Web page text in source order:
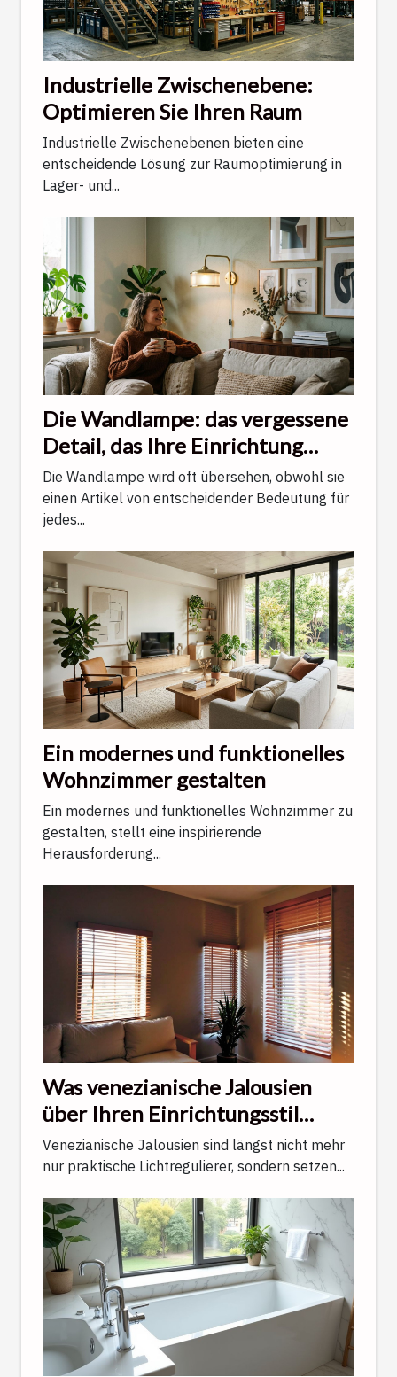
Industrielle Zwischenebene:
Optimieren Sie Ihren Raum
Industrielle Zwischenebenen bieten eine
entscheidende Lösung zur Raumoptimierung in
Lager- und...
Die Wandlampe: das vergessene
Detail, das Ihre Einrichtung
veredelt
Die Wandlampe wird oft übersehen, obwohl sie
einen Artikel von entscheidender Bedeutung für
jedes...
Ein modernes und funktionelles
Wohnzimmer gestalten
Ein modernes und funktionelles Wohnzimmer zu
gestalten, stellt eine inspirierende
Herausforderung...
Was venezianische Jalousien
über Ihren Einrichtungsstil
verraten
Venezianische Jalousien sind längst nicht mehr
nur praktische Lichtregulierer, sondern setzen...